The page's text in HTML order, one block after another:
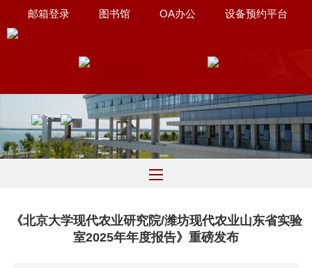
设备预约平台
OA办公
图书馆
邮箱登录
∷
《北京大学现代农业研究院/潍坊现代农业山东省实验
室2025年年度报告》重磅发布